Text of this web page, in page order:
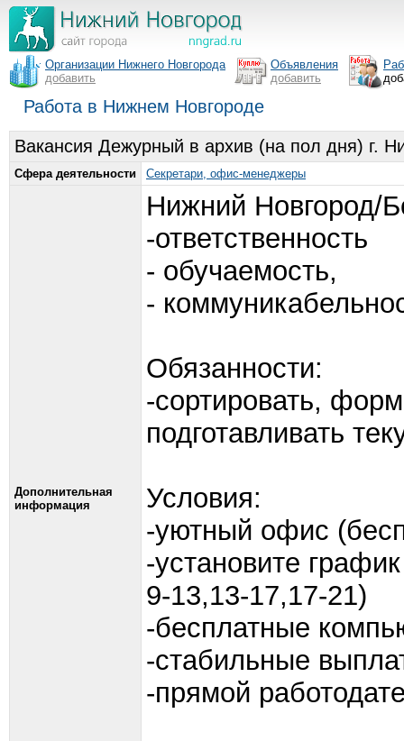
Организации Нижнего Новгорода
добавить
Объявления
добавить
Работа в Нижнем Новгороде
Вакансия Дежурный в архив (на пол дня) г.
Сфера деятельности Секретари, офис-менеджеры
Дополнительная
информация
Нижний Новгород/
-ответственность
- обучаемость,
-
Обязанности:
-сортировать,
подготавливать
Условия:
-уютный офис
-установите
9-13,13-17,17-21)
-бесплатные
-стабильные
-прямой